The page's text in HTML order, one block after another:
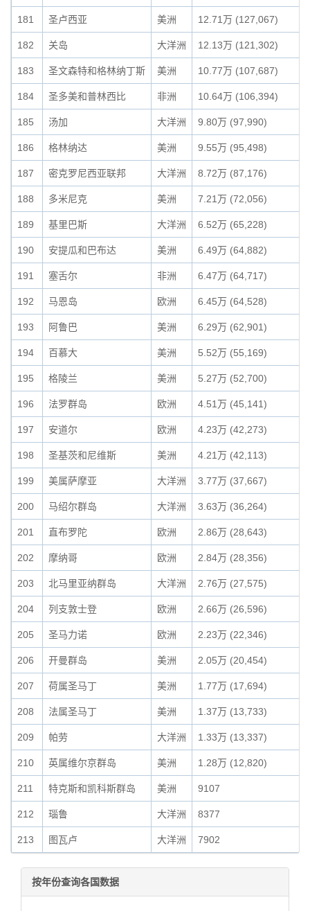
181 圣卢西亚 美洲 12.71万 (127,067)
182 关岛 大洋洲 12.13万 (121,302)
183 圣文森特和格林纳丁斯 美洲 10.77万 (107,687)
184 圣多美和普林西比 非洲 10.64万 (106,394)
185 汤加 大洋洲 9.80万 (97,990)
186 格林纳达 美洲 9.55万 (95,498)
187 密克罗尼西亚联邦 大洋洲 8.72万 (87,176)
188 多米尼克 美洲 7.21万 (72,056)
189 基里巴斯 大洋洲 6.52万 (65,228)
190 安提瓜和巴布达 美洲 6.49万 (64,882)
191 塞舌尔 非洲 6.47万 (64,717)
192 马恩岛 欧洲 6.45万 (64,528)
193 阿鲁巴 美洲 6.29万 (62,901)
194 百慕大 美洲 5.52万 (55,169)
195 格陵兰 美洲 5.27万 (52,700)
196 法罗群岛 欧洲 4.51万 (45,141)
197 安道尔 欧洲 4.23万 (42,273)
198 圣基茨和尼维斯 美洲 4.21万 (42,113)
199 美属萨摩亚 大洋洲 3.77万 (37,667)
200 马绍尔群岛 大洋洲 3.63万 (36,264)
201 直布罗陀 欧洲 2.86万 (28,643)
202 摩纳哥 欧洲 2.84万 (28,356)
203 北马里亚纳群岛 大洋洲 2.76万 (27,575)
204 列支敦士登 欧洲 2.66万 (26,596)
205 圣马力诺 欧洲 2.23万 (22,346)
206 开曼群岛 美洲 2.05万 (20,454)
207 荷属圣马丁 美洲 1.77万 (17,694)
208 法属圣马丁 美洲 1.37万 (13,733)
209 帕劳 大洋洲 1.33万 (13,337)
210 英属维尔京群岛 美洲 1.28万 (12,820)
211 特克斯和凯科斯群岛 美洲 9107
212 瑙鲁 大洋洲 8377
213 图瓦卢 大洋洲 7902
按年份查询各国数据